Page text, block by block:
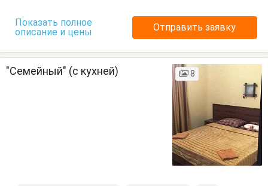
Показать полное
описание и цены
Отправить заявку
"Семейный" (с кухней) 8